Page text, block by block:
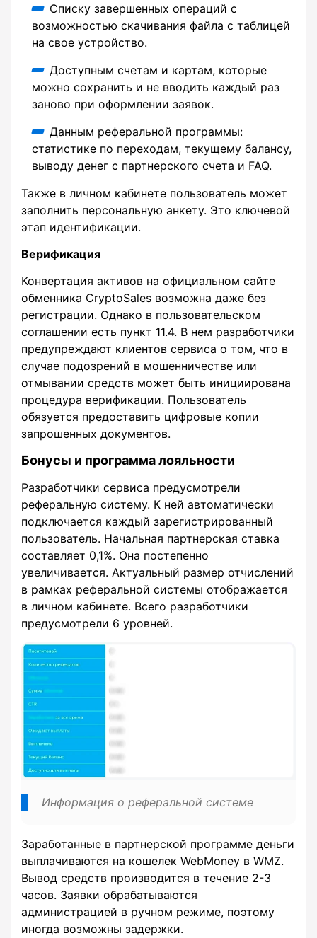
Списку завершенных операций с
возможностью скачивания файла с таблицей
на свое устройство.
Доступным счетам и картам, которые
можно сохранить и не вводить каждый раз
заново при оформлении заявок.
Данным реферальной программы:
статистике по переходам, текущему балансу,
выводу денег с партнерского счета и FAQ.
Также в личном кабинете пользователь может
заполнить персональную анкету. Это ключевой
этап идентификации.
Верификация
Конвертация активов на официальном сайте
обменника CryptoSales возможна даже без
регистрации. Однако в пользовательском
соглашении есть пункт 11.4. В нем разработчики
предупреждают клиентов сервиса о том, что в
случае подозрений в мошенничестве или
отмывании средств может быть инициирована
процедура верификации. Пользователь
обязуется предоставить цифровые копии
запрошенных документов.
Бонусы и программа лояльности
Разработчики сервиса предусмотрели
реферальную систему. К ней автоматически
подключается каждый зарегистрированный
пользователь. Начальная партнерская ставка
составляет 0,1%. Она постепенно
увеличивается. Актуальный размер отчислений
в рамках реферальной системы отображается
в личном кабинете. Всего разработчики
предусмотрели 6 уровней.
Информация о реферальной системе
Заработанные в партнерской программе деньги
выплачиваются на кошелек WebMoney в WMZ.
Вывод средств производится в течение 2-3
часов. Заявки обрабатываются
администрацией в ручном режиме, поэтому
иногда возможны задержки.